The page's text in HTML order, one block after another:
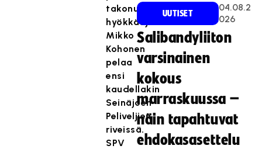
takonut
hyökkääjä
Mikko
Kohonen
pelaa
ensi
kaudellakin
Seinäjoen
Peliveljien
riveissä.
SPV
UUTISET
04.08.2
026
Salibandyliiton
varsinainen
kokous
marraskuussa –
näin tapahtuvat
ehdokasasettelu